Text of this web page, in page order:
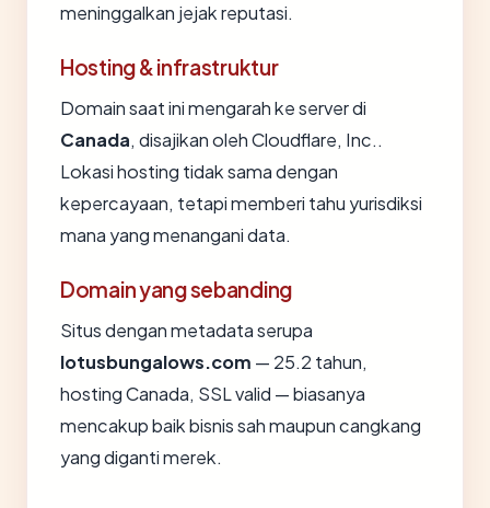
meninggalkan jejak reputasi.
Hosting & infrastruktur
Domain saat ini mengarah ke server di
Canada, disajikan oleh Cloudflare, Inc..
Lokasi hosting tidak sama dengan
kepercayaan, tetapi memberi tahu yurisdiksi
mana yang menangani data.
Domain yang sebanding
Situs dengan metadata serupa
lotusbungalows.com — 25.2 tahun,
hosting Canada, SSL valid — biasanya
mencakup baik bisnis sah maupun cangkang
yang diganti merek.